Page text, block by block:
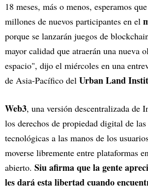
18 meses, más o menos, esperamos
millones de nuevos participantes en el
porque se lanzarán juegos de
mayor calidad que atraerán una nueva
espacio", dijo el miércoles en una
de Asia-Pacífico del Urban Land
Web3, una versión descentralizada de
los derechos de propiedad digital de las
tecnológicas a las manos de los
moverse libremente entre plataformas
abierto. Siu afirma que la gente
les dará esta libertad cuando